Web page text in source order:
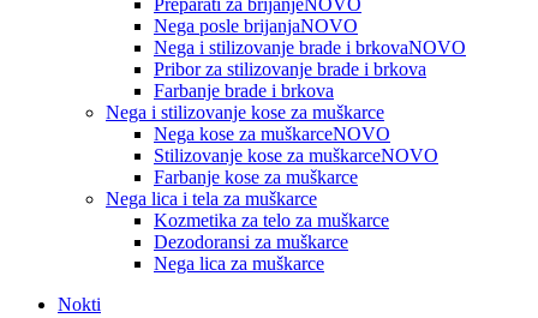
Preparati za brijanjeNOVO
Nega posle brijanjaNOVO
Nega i stilizovanje brade i brkovaNOVO
Pribor za stilizovanje brade i brkova
Farbanje brade i brkova
Nega i stilizovanje kose za muškarce
Nega kose za muškarceNOVO
Stilizovanje kose za muškarceNOVO
Farbanje kose za muškarce
Nega lica i tela za muškarce
Kozmetika za telo za muškarce
Dezodoransi za muškarce
Nega lica za muškarce
Nokti